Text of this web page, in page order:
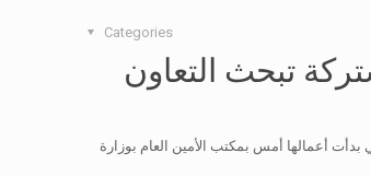
Categories
تبحث التعاون
بدأت أعمالها أمس بمكتب الأمين العام بوزارة